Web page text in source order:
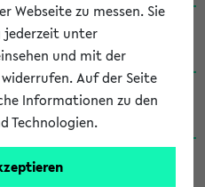
Studies / B.A.
Studies / B.A.
Studies / Ba
Webseite zu messen. Sie
jederzeit unter
und mit der
Auf der Seite
Informationen zu den
Technologien.